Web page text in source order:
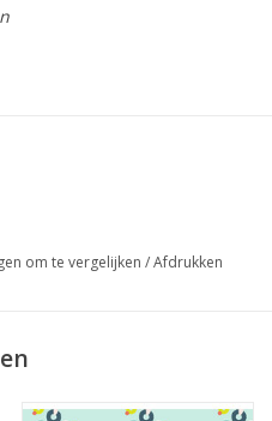
om te vergelijken /Afdrukken